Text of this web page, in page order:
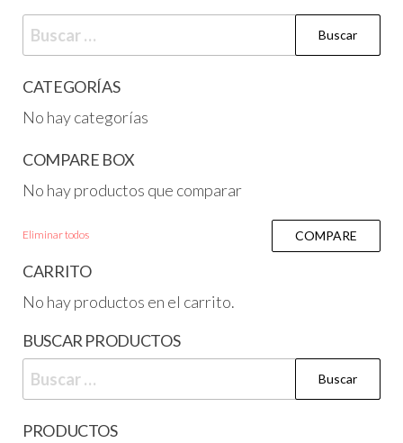
CATEGORÍAS
No hay categorías
COMPARE BOX
No hay productos que comparar
Eliminar todos COMPARE
CARRITO
No hay productos en el carrito.
BUSCAR PRODUCTOS
PRODUCTOS